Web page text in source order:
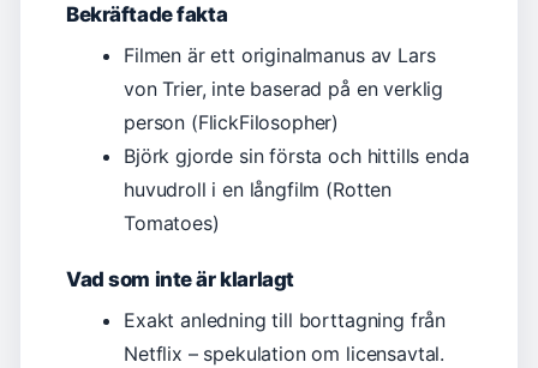
Bekräftade fakta
Filmen är ett originalmanus av Lars
von Trier, inte baserad på en verklig
person (FlickFilosopher)
Björk gjorde sin första och hittills enda
huvudroll i en långfilm (Rotten
Tomatoes)
Vad som inte är klarlagt
Exakt anledning till borttagning från
Netflix – spekulation om licensavtal.